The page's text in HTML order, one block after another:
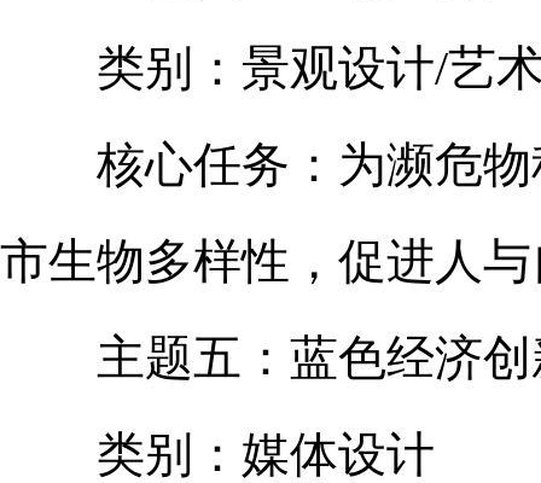
类别：景观设计/艺
核心任务：为濒危物
市生物多样性，促进人
主题五：蓝色经济创
类别：媒体设计